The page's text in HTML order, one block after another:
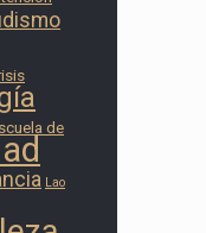
de
Lao